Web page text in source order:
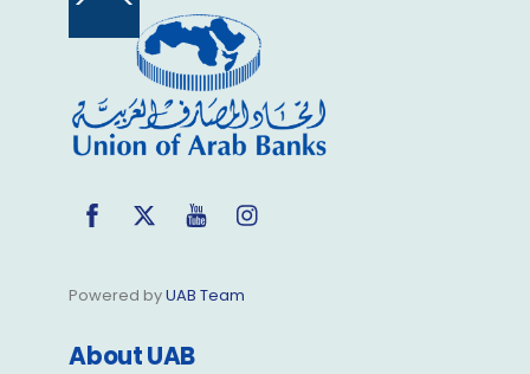
Back
Top
Facebook
Twitter YouTube
Powered byUAB Team
About UAB